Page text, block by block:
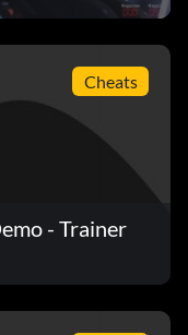
Cheats
- Trainer